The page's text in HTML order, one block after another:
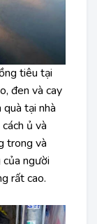
tiêu tại
đen và cay
tại nhà
ủ và
trong và
người
rất cao.